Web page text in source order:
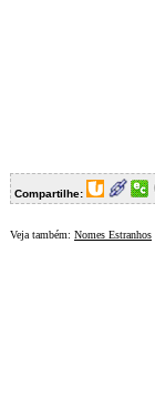
Compartilhe:
Veja também: Nomes Estranhos